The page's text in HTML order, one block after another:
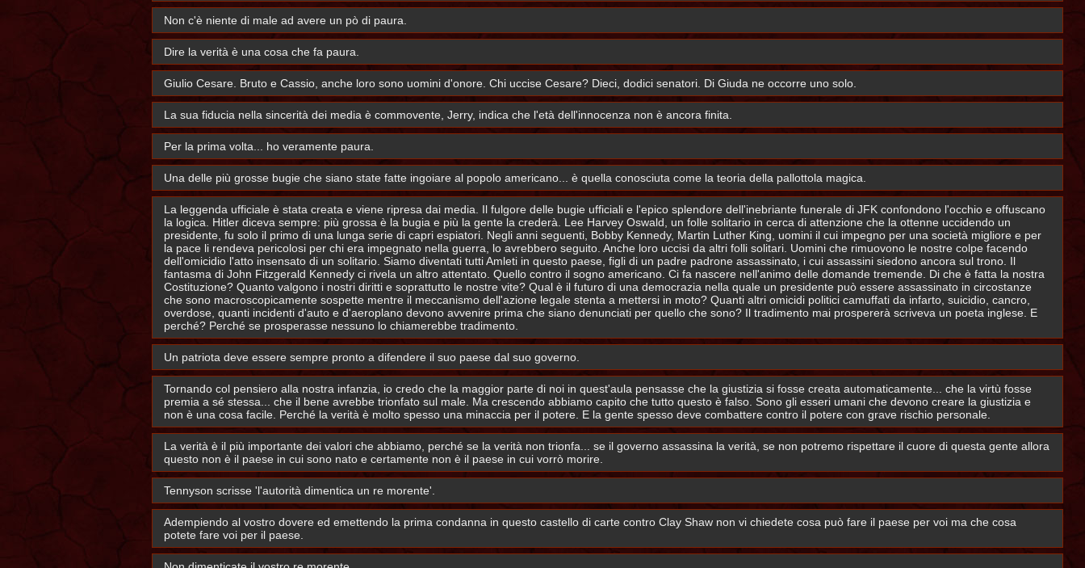
Non c'è niente di male ad avere un pò di paura.
Dire la verità è una cosa che fa paura.
Giulio Cesare. Bruto e Cassio, anche loro sono uomini d'onore. Chi uccise Cesare? Dieci, dodici senatori. Di Giuda ne occorre uno solo.
La sua fiducia nella sincerità dei media è commovente, Jerry, indica che l'età dell'innocenza non è ancora finita.
Per la prima volta... ho veramente paura.
Una delle più grosse bugie che siano state fatte ingoiare al popolo americano... è quella conosciuta come la teoria della pallottola magica.
La leggenda ufficiale è stata creata e viene ripresa dai media. Il fulgore delle bugie ufficiali e l'epico splendore dell'inebriante funerale di JFK confondono l'occhio e offuscano
la logica. Hitler diceva sempre: più grossa è la bugia e più la gente la crederà. Lee Harvey Oswald, un folle solitario in cerca di attenzione che la ottenne uccidendo un
presidente, fu solo il primo di una lunga serie di capri espiatori. Negli anni seguenti, Bobby Kennedy, Martin Luther King, uomini il cui impegno per una società migliore e per
la pace li rendeva pericolosi per chi era impegnato nella guerra, lo avrebbero seguito. Anche loro uccisi da altri folli solitari. Uomini che rimuovono le nostre colpe facendo
dell'omicidio l'atto insensato di un solitario. Siamo diventati tutti Amleti in questo paese, figli di un padre padrone assassinato, i cui assassini siedono ancora sul trono. Il
fantasma di John Fitzgerald Kennedy ci rivela un altro attentato. Quello contro il sogno americano. Ci fa nascere nell'animo delle domande tremende. Di che è fatta la nostra
Costituzione? Quanto valgono i nostri diritti e soprattutto le nostre vite? Qual è il futuro di una democrazia nella quale un presidente può essere assassinato in circostanze
che sono macroscopicamente sospette mentre il meccanismo dell'azione legale stenta a mettersi in moto? Quanti altri omicidi politici camuffati da infarto, suicidio, cancro,
overdose, quanti incidenti d'auto e d'aeroplano devono avvenire prima che siano denunciati per quello che sono? Il tradimento mai prospererà scriveva un poeta inglese. E
perché? Perché se prosperasse nessuno lo chiamerebbe tradimento.
Un patriota deve essere sempre pronto a difendere il suo paese dal suo governo.
Tornando col pensiero alla nostra infanzia, io credo che la maggior parte di noi in quest'aula pensasse che la giustizia si fosse creata automaticamente... che la virtù fosse
premia a sé stessa... che il bene avrebbe trionfato sul male. Ma crescendo abbiamo capito che tutto questo è falso. Sono gli esseri umani che devono creare la giustizia e
non è una cosa facile. Perché la verità è molto spesso una minaccia per il potere. E la gente spesso deve combattere contro il potere con grave rischio personale.
La verità è il più importante dei valori che abbiamo, perché se la verità non trionfa... se il governo assassina la verità, se non potremo rispettare il cuore di questa gente allora
questo non è il paese in cui sono nato e certamente non è il paese in cui vorrò morire.
Tennyson scrisse 'l'autorità dimentica un re morente'.
Adempiendo al vostro dovere ed emettendo la prima condanna in questo castello di carte contro Clay Shaw non vi chiedete cosa può fare il paese per voi ma che cosa
potete fare voi per il paese.